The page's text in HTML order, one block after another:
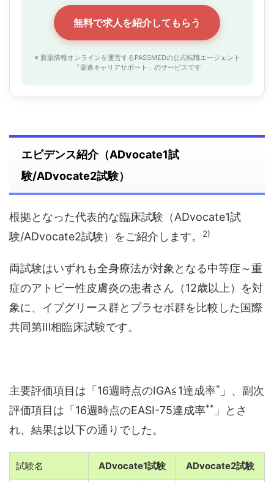
無料で求人を紹介してもらう
※ 新薬情報オンラインを運営するPASSMEDの公式転職エージェント
「薬進キャリアサポート」のサービスです
エビデンス紹介（ADvocate1試
験/ADvocate2試験）
根拠となった代表的な臨床試験（ADvocate1試
験/ADvocate2試験）をご紹介します。
2)
両試験はいずれも全身療法が対象となる中等症～重
症のアトピー性皮膚炎の患者さん（12歳以上）を対
象に、イブグリース群とプラセボ群を比較した国際
共同第Ⅲ相臨床試験です。
主要評価項目は「16週時点のIGA≦1達成率* 」、副次
評価項目は「16週時点のEASI-75達成率** 」とさ
れ、結果は以下の通りでした。
試験名 ADvocate1試験 ADvocate2試験